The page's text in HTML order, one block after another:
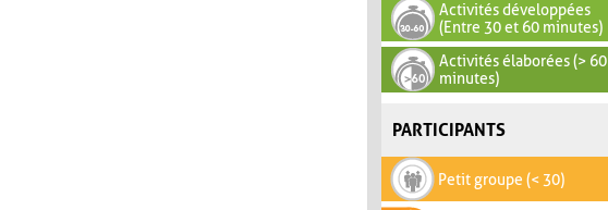
Activités développées
(Entre 30 et 60 minutes)
Activités élaborées (> 60
minutes)
PARTICIPANTS
Petit groupe (< 30)